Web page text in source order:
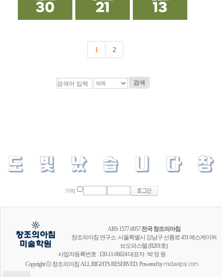
1 2
검색
기억
ARS 1577-0057전국 창조의아침
창조의아침 연구소 :서울특별시 강남구 선릉로 431 에스케이허
브오피스텔 (B201호)
사업자등록번호 : 120-11-06624 대표자 : 박 정 원
Copyright ⓒ 창조의아침 ALL RIGHTS RESERVED. Powered bymidaeipsi.com